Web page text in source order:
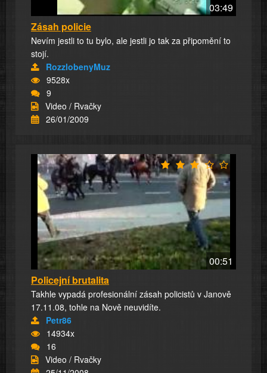
03:49
Zásah policie
Nevím jestli to tu bylo, ale jestli jo tak za připomění to
stojí.
RozzlobenyMuz
9528x
9
Video / Rvačky
26/01/2009
00:51
Policejní brutalita
Takhle vypadá profesionální zásah policistů v Janově
17.11.08, tohle na Nově neuvidíte.
Petr86
14934x
16
Video / Rvačky